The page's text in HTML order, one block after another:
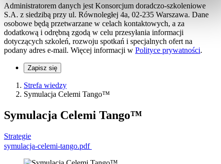
Administratorem danych jest Konsorcjum doradczo-szkoleniowe
S.A. z siedzibą przy ul. Równoległej 4a, 02-235 Warszawa. Dane
osobowe będą przetwarzane w celach kontaktowych, a za
dodatkową i odrębną zgodą w celu przesyłania informacji
dotyczących szkoleń, rozwoju spotkań i specjalnych ofert na
podany adres e-mail. Więcej informacji w Polityce prywatności.
Zapisz się
Strefa wiedzy
Symulacja Celemi Tango™
Symulacja Celemi Tango™
Strategie
symulacja-celemi-tango.pdf